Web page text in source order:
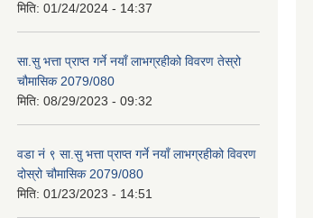
मिति: 01/24/2024 - 14:37
सा.सु भत्ता प्राप्त गर्ने नयाँ लाभग्रहीको विवरण तेस्रो
चौमासिक 2079/080
मिति: 08/29/2023 - 09:32
वडा नं ९ सा.सु भत्ता प्राप्त गर्ने नयाँ लाभग्रहीको विवरण
दोस्रो चौमासिक 2079/080
मिति: 01/23/2023 - 14:51